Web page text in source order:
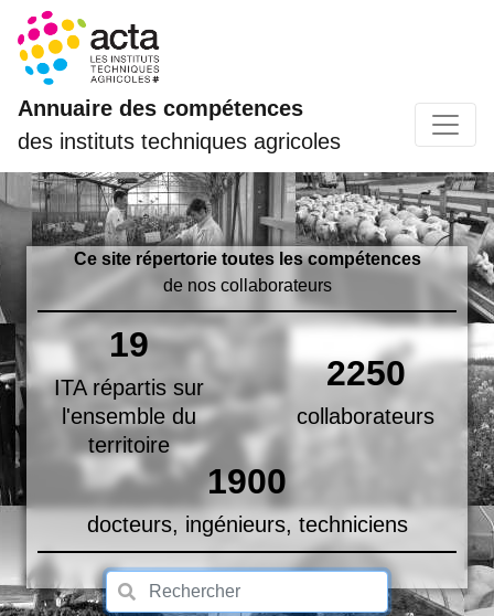
Annuaire des compétences
des instituts techniques agricoles
Ce site répertorie toutes les compétences
de nos collaborateurs
19
ITA répartis sur
l'ensemble du
territoire
2250
collaborateurs
1900
docteurs, ingénieurs, techniciens